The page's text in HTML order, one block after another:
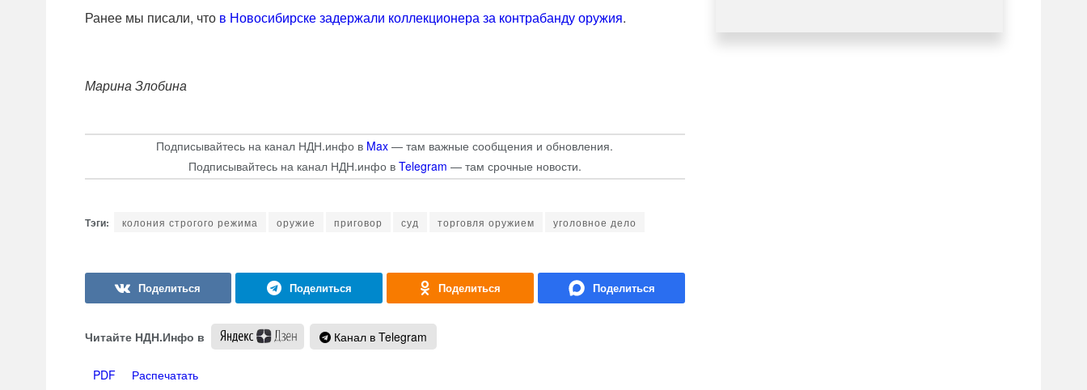
Ранее мы писали, чтов Новосибирске задержали коллекционера за контрабанду оружия.
Марина Злобина
Подписывайтесь на канал НДН.инфо в Max — там важные сообщения и обновления.
Подписывайтесь на канал НДН.инфо в Telegram — там срочные новости.
колония строгого режима оружие приговор суд торговля оружием уголовное дело
Читайте НДН.Инфо в Канал в Telegram
PDF Распечатать